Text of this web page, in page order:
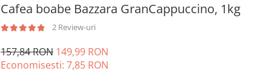
Cafea boabe Bazzara GranCappuccino, 1kg
2 Review-uri
157,84 RON 149,99 RON
Economisesti: 7,85 RON